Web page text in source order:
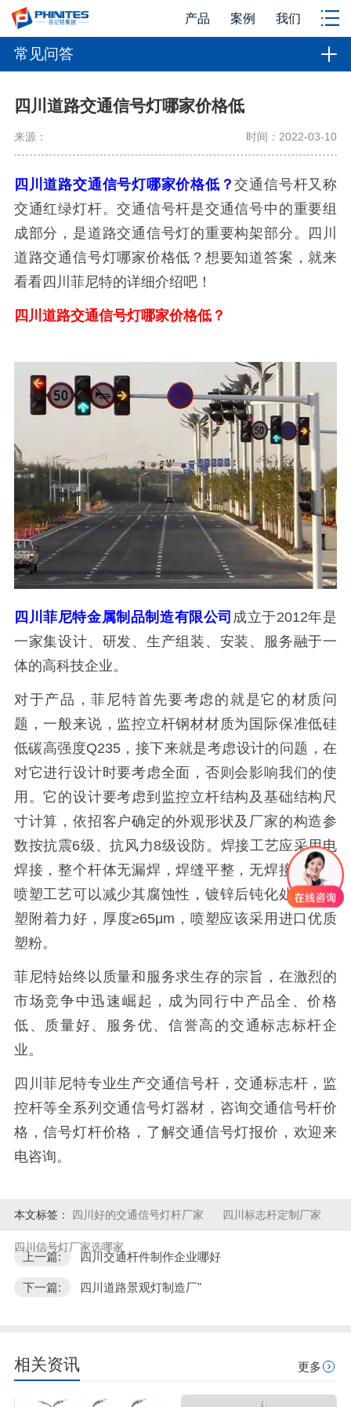
产品 案例 我们
常见问答
四川道路交通信号灯哪家价格低
来源： 时间：2022-03-10
四川道路交通信号灯哪家价格低？交通信号杆又称
交通红绿灯杆。交通信号杆是交通信号中的重要组
成部分，是道路交通信号灯的重要构架部分。四川
道路交通信号灯哪家价格低？想要知道答案，就来
看看四川菲尼特的详细介绍吧！
四川道路交通信号灯哪家价格低？
四川菲尼特金属制品制造有限公司 成立于2012年是
一家集设计、研发、生产组装、安装、服务融于一
体的高科技企业。
对于产品，菲尼特首先要考虑的就是它的材质问
题，一般来说，监控立杆钢材材质为国际保准低硅
低碳高强度Q235，接下来就是考虑设计的问题，在
对它进行设计时要考虑全面，否则会影响我们的使
用。它的设计要考虑到监控立杆结构及基础结构尺
寸计算，依招客户确定的外观形状及厂家的构造参
数按抗震6级、抗风力8级设防。焊接工艺应采用电
焊接，整个杆体无漏焊，焊缝平整，无焊接缺陷。
喷塑工艺可以减少其腐蚀性，镀锌后钝化处理，喷
塑附着力好，厚度≥65μm，喷塑应该采用进口优质
塑粉。
菲尼特始终以质量和服务求生存的宗旨，在激烈的
市场竞争中迅速崛起，成为同行中产品全、价格
低、质量好、服务优、信誉高的交通标志标杆企
业。
四川菲尼特专业生产交通信号杆，交通标志杆，监
控杆等全系列交通信号灯器材，咨询交通信号杆价
格，信号灯杆价格，了解交通信号灯报价，欢迎来
电咨询。
本文标签： 四川好的交通信号灯杆厂家 四川标志杆定制厂家
四川信号灯厂家选哪家
上一篇: 四川交通杆件制作企业哪好
下一篇: 四川道路景观灯制造厂"
相关资讯 更多